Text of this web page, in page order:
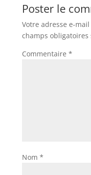
Poster le
Votre adresse e-
champs
Commentaire *
Nom *